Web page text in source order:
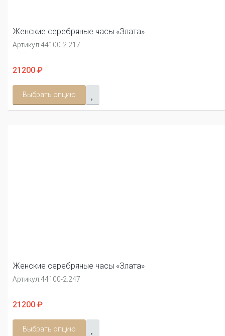
Женские серебряные часы «Злата»
Артикул:44100-2.217
21200 ₽
Выбрать опцию
Женские серебряные часы «Злата»
Артикул:44100-2.247
21200 ₽
Выбрать опцию